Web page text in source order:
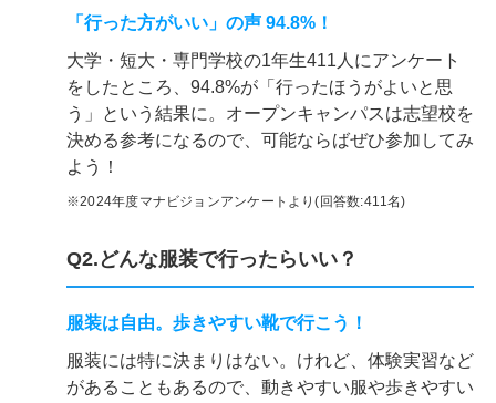
「行った方がいい」の声 94.8%！
大学・短大・専門学校の1年生411人にアンケート
をしたところ、94.8%が「行ったほうがよいと思
う」という結果に。オープンキャンパスは志望校を
決める参考になるので、可能ならばぜひ参加してみ
よう！
※2024年度マナビジョンアンケートより(回答数:411名)
Q2.どんな服装で行ったらいい？
服装は自由。歩きやすい靴で行こう！
服装には特に決まりはない。けれど、体験実習など
があることもあるので、動きやすい服や歩きやすい